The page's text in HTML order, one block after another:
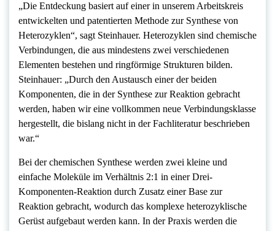
„Die Entdeckung basiert auf einer in unserem Arbeitskreis
entwickelten und patentierten Methode zur Synthese von
Heterozyklen“, sagt Steinhauer. Heterozyklen sind chemische
Verbindungen, die aus mindestens zwei verschiedenen
Elementen bestehen und ringförmige Strukturen bilden.
Steinhauer: „Durch den Austausch einer der beiden
Komponenten, die in der Synthese zur Reaktion gebracht
werden, haben wir eine vollkommen neue Verbindungsklasse
hergestellt, die bislang nicht in der Fachliteratur beschrieben
war.“
Bei der chemischen Synthese werden zwei kleine und
einfache Moleküle im Verhältnis 2:1 in einer Drei-
Komponenten-Reaktion durch Zusatz einer Base zur
Reaktion gebracht, wodurch das komplexe heterozyklische
Gerüst aufgebaut werden kann. In der Praxis werden die